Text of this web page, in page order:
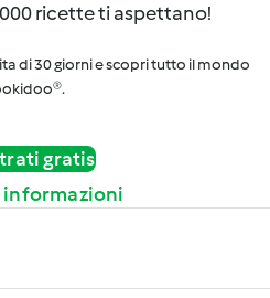
ricette ti aspettano!
di 30 giorni e scopri tutto il mondo
gratis